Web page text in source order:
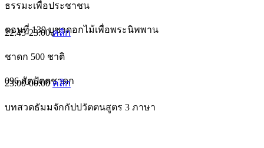
ธรรมะเพื่อประชาชน
ตอนที่ 139 บูชาดอกไม้เพื่อพระนิพพาน
22:45-23:00คลิก
ชาดก 500 ชาติ
096 สัตปัตตชาดก
23:00-00:00คลิก
บทสวดธัมมจักกัปปวัตตนสูตร 3 ภาษา